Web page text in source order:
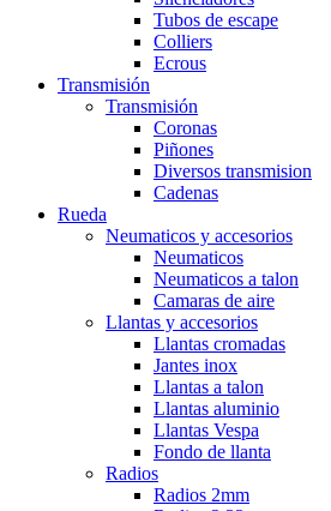
Tubos de escape
Colliers
Ecrous
Transmisión
Transmisión
Coronas
Piñones
Diversos transmision
Cadenas
Rueda
Neumaticos y accesorios
Neumaticos
Neumaticos a talon
Camaras de aire
Llantas y accesorios
Llantas cromadas
Jantes inox
Llantas a talon
Llantas aluminio
Llantas Vespa
Fondo de llanta
Radios
Radios 2mm